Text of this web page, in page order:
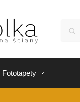
Fototapety